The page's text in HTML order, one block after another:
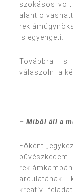
szokásos
alant
is egyengeti.
Továbbra is
válaszolni a
– Miből áll a
Főként
arculatának
kreatív